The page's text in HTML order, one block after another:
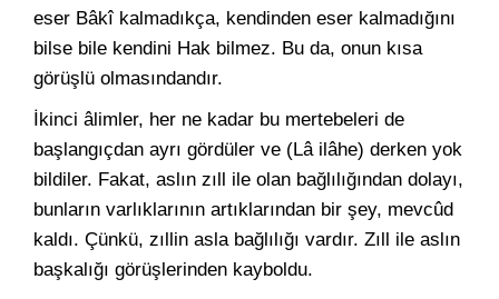
eser Bâkî kalmadıkça, kendinden eser kalmadığını
bilse bile kendini Hak bilmez. Bu da, onun kısa
görüşlü olmasındandır.
İkinci âlimler, her ne kadar bu mertebeleri de
başlangıçdan ayrı gördüler ve (Lâ ilâhe) derken yok
bildiler. Fakat, aslın zıll ile olan bağlılığından dolayı,
bunların varlıklarının artıklarından bir şey, mevcûd
kaldı. Çünkü, zıllin asla bağlılığı vardır. Zıll ile aslın
başkalığı görüşlerinden kayboldu.